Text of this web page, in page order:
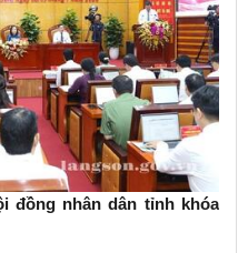
đồng nhân dân tỉnh khóa